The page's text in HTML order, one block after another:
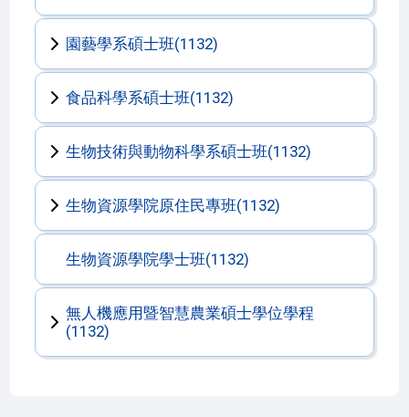
園藝學系碩士班(1132)
食品科學系碩士班(1132)
生物技術與動物科學系碩士班(1132)
生物資源學院原住民專班(1132)
生物資源學院學士班(1132)
無人機應用暨智慧農業碩士學位學程
(1132)